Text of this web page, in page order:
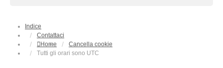
Indice
Contattaci
Home
Cancella cookie
Tutti gli orari sono UTC